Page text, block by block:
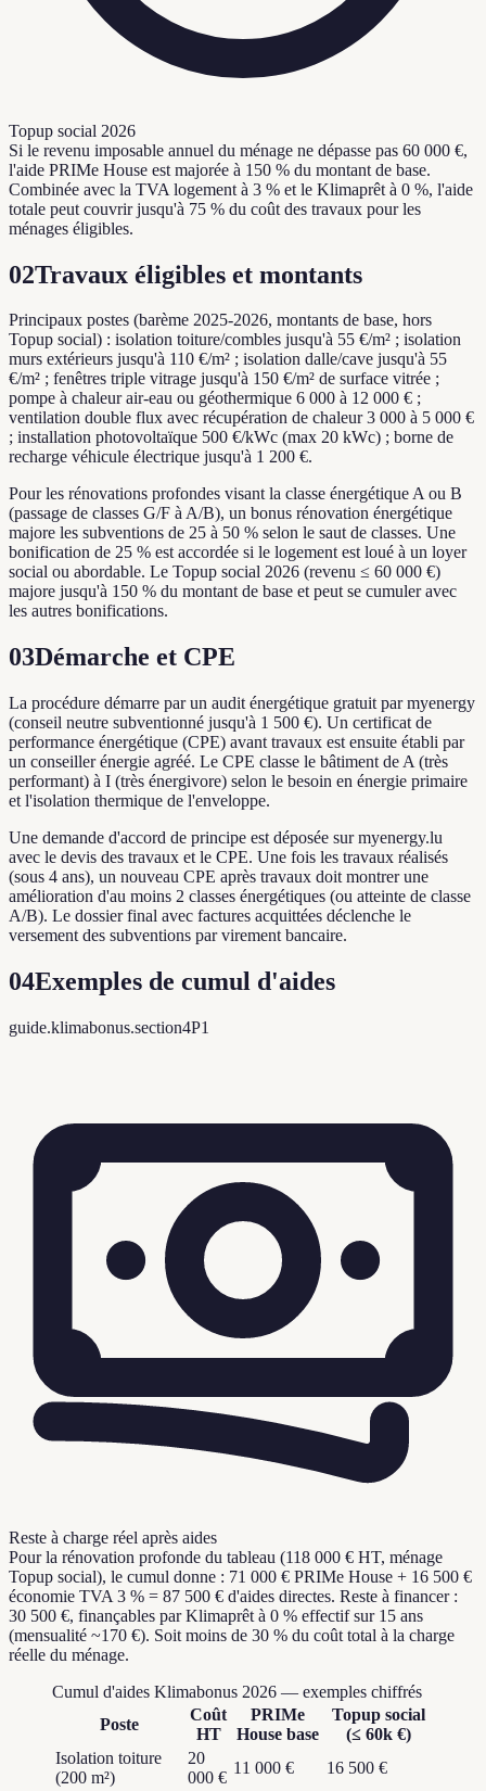
Topup social 2026
Si le revenu imposable annuel du ménage ne dépasse pas 60 000 €,
l'aide PRIMe House est majorée à 150 % du montant de base.
Combinée avec la TVA logement à 3 % et le Klimaprêt à 0 %, l'aide
totale peut couvrir jusqu'à 75 % du coût des travaux pour les
ménages éligibles.
02Travaux éligibles et montants
Principaux postes (barème 2025-2026, montants de base, hors
Topup social) : isolation toiture/combles jusqu'à 55 €/m² ; isolation
murs extérieurs jusqu'à 110 €/m² ; isolation dalle/cave jusqu'à 55
€/m² ; fenêtres triple vitrage jusqu'à 150 €/m² de surface vitrée ;
pompe à chaleur air-eau ou géothermique 6 000 à 12 000 € ;
ventilation double flux avec récupération de chaleur 3 000 à 5 000 €
; installation photovoltaïque 500 €/kWc (max 20 kWc) ; borne de
recharge véhicule électrique jusqu'à 1 200 €.
Pour les rénovations profondes visant la classe énergétique A ou B
(passage de classes G/F à A/B), un bonus rénovation énergétique
majore les subventions de 25 à 50 % selon le saut de classes. Une
bonification de 25 % est accordée si le logement est loué à un loyer
social ou abordable. Le Topup social 2026 (revenu ≤ 60 000 €)
majore jusqu'à 150 % du montant de base et peut se cumuler avec
les autres bonifications.
03Démarche et CPE
La procédure démarre par un audit énergétique gratuit par myenergy
(conseil neutre subventionné jusqu'à 1 500 €). Un certificat de
performance énergétique (CPE) avant travaux est ensuite établi par
un conseiller énergie agréé. Le CPE classe le bâtiment de A (très
performant) à I (très énergivore) selon le besoin en énergie primaire
et l'isolation thermique de l'enveloppe.
Une demande d'accord de principe est déposée sur myenergy.lu
avec le devis des travaux et le CPE. Une fois les travaux réalisés
(sous 4 ans), un nouveau CPE après travaux doit montrer une
amélioration d'au moins 2 classes énergétiques (ou atteinte de classe
A/B). Le dossier final avec factures acquittées déclenche le
versement des subventions par virement bancaire.
04Exemples de cumul d'aides
guide.klimabonus.section4P1
Reste à charge réel après aides
Pour la rénovation profonde du tableau (118 000 € HT, ménage
Topup social), le cumul donne : 71 000 € PRIMe House + 16 500 €
économie TVA 3 % = 87 500 € d'aides directes. Reste à financer :
30 500 €, finançables par Klimaprêt à 0 % effectif sur 15 ans
(mensualité ~170 €). Soit moins de 30 % du coût total à la charge
réelle du ménage.
Cumul d'aides Klimabonus 2026 — exemples chiffrés
Poste
Coût
HT
PRIMe
House base
Topup social
(≤ 60k €)
Isolation toiture
(200 m²)
20
000 €
11 000 €
16 500 €